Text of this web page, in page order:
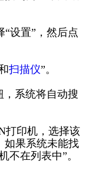
设置”，然后点
扫描仪”。
，系统将自动搜
打印机，选择该
如果系统未能找
不在列表中”。